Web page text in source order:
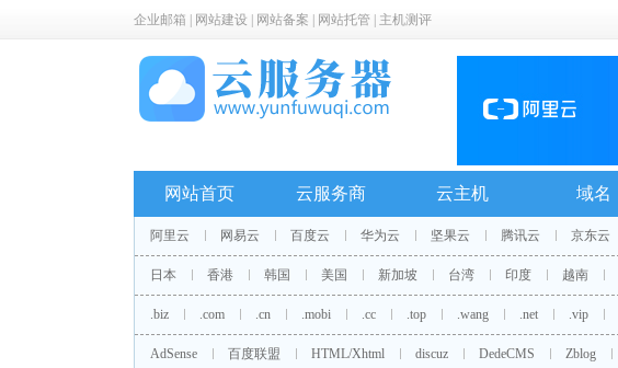
企业邮箱 网站建设 网站备案 网站托管 主机测评
网站首页 云服务商 云主机 域名
阿里云 网易云 百度云 华为云 坚果云 腾讯云 京东云
日本 香港 韩国 美国 新加坡 台湾 印度 越南
.biz .com .cn .mobi .cc .top .wang .net .vip
AdSense 百度联盟 HTML/Xhtml discuz DedeCMS Zblog